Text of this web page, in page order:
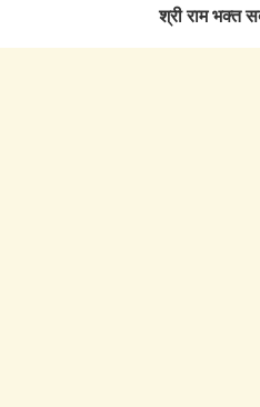
श्री राम भक्त